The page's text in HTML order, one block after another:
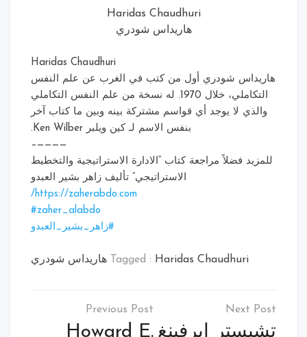
Haridas Chaudhuri
هاريداس شودري
Haridas Chaudhuri
هاريداس شودري أول من كتب في الغرب عن علم النفس
التكاملي، خلال 1970. له نسخة من علم النفس التكاملي
والذي لا يوجد أي قواسم مشتركة بينه وبين ما كتاب آخر
بنفس الاسم لـ كين ويلبر Ken Wilber.
————–
للمزيد فضلاً مراجعة كتاب “الادارة الاستراتيجية والتخطيط
الاستراتيجي” تأليف زاهر بشير العبدو
https://zaherabdo.com/
‪#‎zaher_alabdo‬
‫#‏زاهر_بشير_العبدو‬
Tagged : Haridas Chaudhuri هاريداس شودري
تصفّح
المقالات
Howard E. تشيستر ايرفينغ